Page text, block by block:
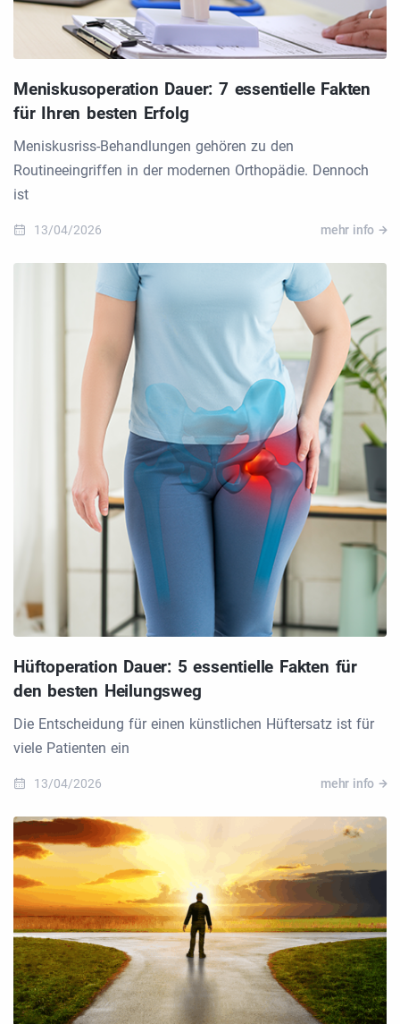
Meniskusoperation Dauer: 7 essentielle Fakten
für Ihren besten Erfolg
Meniskusriss-Behandlungen gehören zu den
Routineeingriffen in der modernen Orthopädie. Dennoch
ist
13/04/2026 mehr info
Hüftoperation Dauer: 5 essentielle Fakten für
den besten Heilungsweg
Die Entscheidung für einen künstlichen Hüftersatz ist für
viele Patienten ein
13/04/2026 mehr info